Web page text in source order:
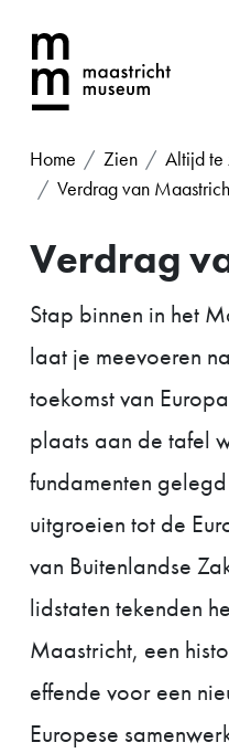
Home Zien
Altijd te
Verdrag van
Verdrag
Stap binnen in het
laat je meevoeren
toekomst van
plaats aan de tafel
fundamenten
uitgroeien tot de
van Buitenlandse
lidstaten tekenden
Maastricht, een
effende voor een
Europese